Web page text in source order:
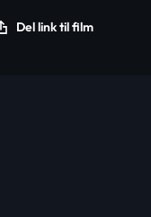
Del link til film